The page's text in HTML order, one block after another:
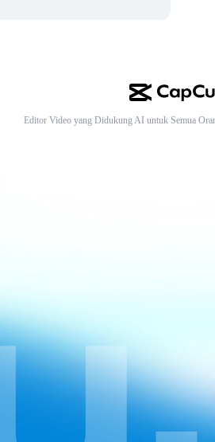
Editor Video yang Didukung AI untuk Semua